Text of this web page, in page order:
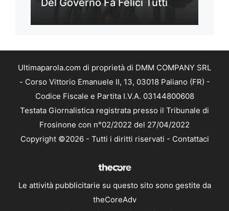
Ultimaparola.com di proprietà di DMM COMPANY SRL
- Corso Vittorio Emanuele II, 13, 03018 Paliano (FR) -
Codice Fiscale e Partita I.V.A. 03144800608
Testata Giornalistica registrata presso il Tribunale di
Frosinone con n°02/2022 del 27/04/2022
Copyright ©2026 - Tutti i diritti riservati - Contattaci
Le attività pubblicitarie su questo sito sono gestite da
theCoreAdv